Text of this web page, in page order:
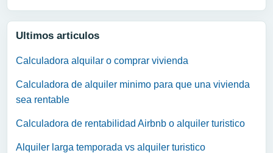
Ultimos articulos
Calculadora alquilar o comprar vivienda
Calculadora de alquiler minimo para que una vivienda
sea rentable
Calculadora de rentabilidad Airbnb o alquiler turistico
Alquiler larga temporada vs alquiler turistico